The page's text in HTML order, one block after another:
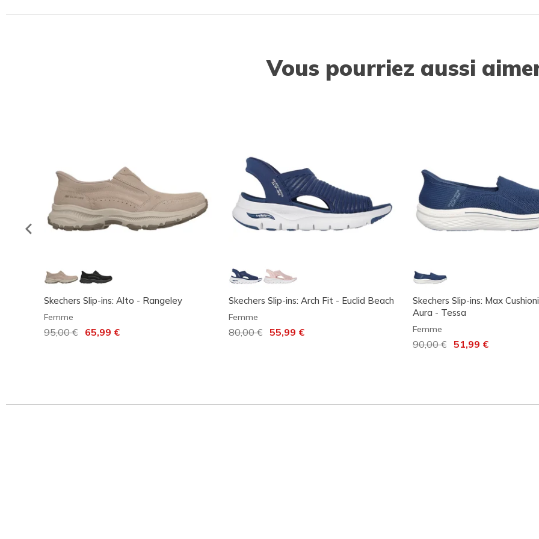
Vous pourriez aussi
Skechers Slip-ins: Alto - Rangeley
Femme
Prix réduit de
95,00 € 65,99 €
Skechers Slip-ins: Arch Fit - Euclid Beach
Femme
Prix réduit de
80,00 €à 55,99 €
Skechers Slip-ins: Max
Aura - Tessa
Femme
Prix réduit de
90,00 € 51,99 €